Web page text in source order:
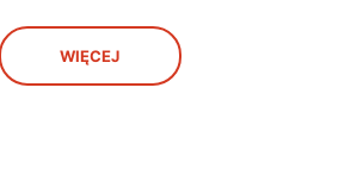
Łomianki, ul. Brukowa 25
WIĘCEJ